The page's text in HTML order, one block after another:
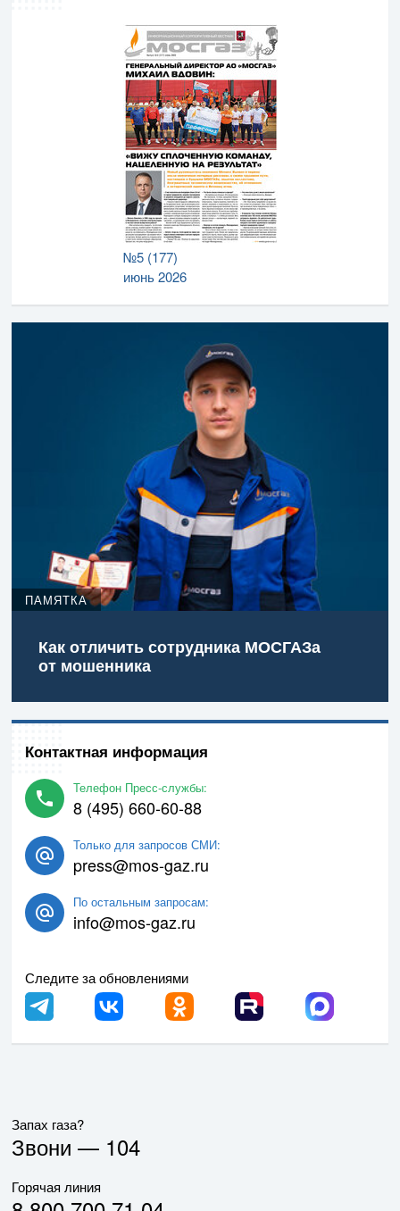
№5 (177)
июнь 2026
ПАМЯТКА
Как отличить сотрудника МОСГАЗа
от мошенника
Контактная информация
Телефон Пресс-службы:
8 (495) 660-60-88
Только для запросов СМИ:
press@mos-gaz.ru
По остальным запросам:
info@mos-gaz.ru
Следите за обновлениями
Запах газа?
Звони — 104
Горячая линия